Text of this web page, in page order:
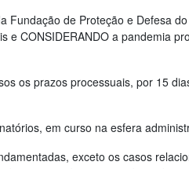
Fundação de Proteção e Defesa
e CONSIDERANDO a pandemia
os prazos processuais, por 15
em curso na esfera
exceto os casos